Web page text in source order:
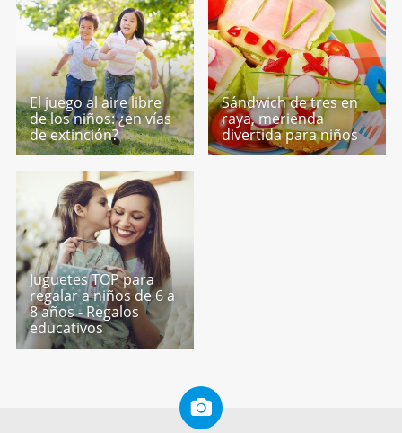
El juego al aire libre
de los niños: ¿en vías
de extinción?
Sándwich de tres en
raya, merienda
divertida para niños
Juguetes TOP para
regalar a niños de 6 a
8 años - Regalos
educativos